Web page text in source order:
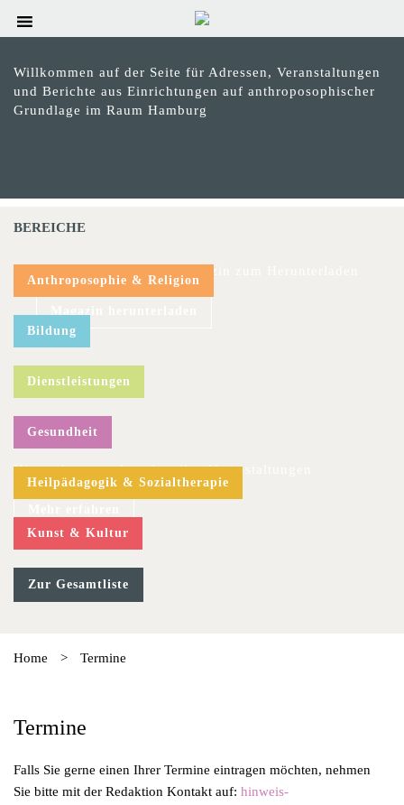
Willkommen auf der Seite für Adressen, Veranstaltungen
und Berichte aus Einrichtungen auf anthroposophischer
Grundlage im Raum Hamburg
Hier geht es zu den aktuellen Veranstaltungen
BEREICHE
Anthroposophie & Religion
Bildung
Dienstleistungen
Gesundheit
Heilpädagogik & Sozialtherapie
Kunst & Kultur
Zur Gesamtliste
Home > Termine
Termine
Falls Sie gerne einen Ihrer Termine eintragen möchten, nehmen
Sie bitte mit der Redaktion Kontakt auf: hinweis-